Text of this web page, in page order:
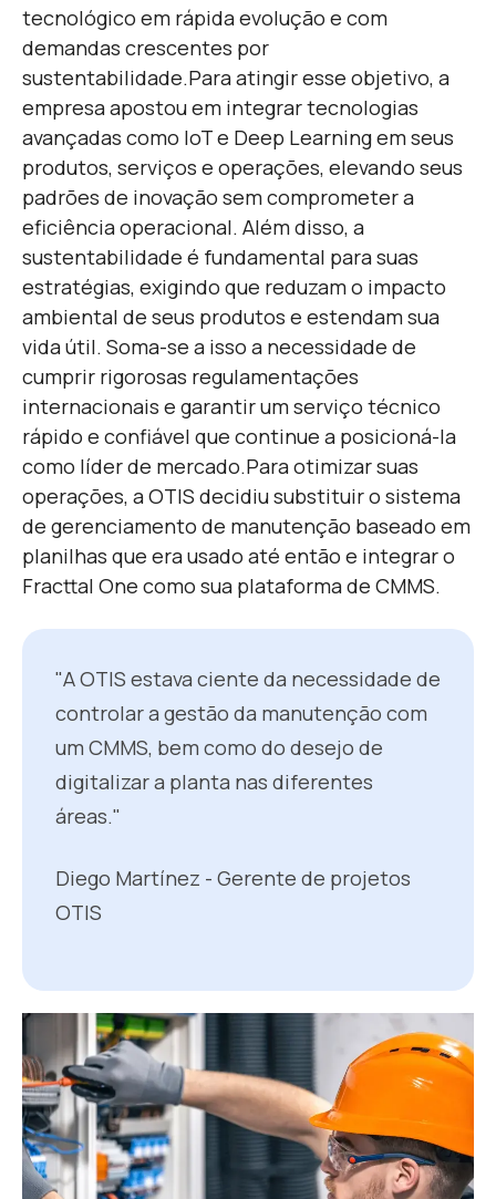
tecnológico em rápida evolução e com
demandas crescentes por
sustentabilidade.Para atingir esse objetivo, a
empresa apostou em integrar tecnologias
avançadas como IoT e Deep Learning em seus
produtos, serviços e operações, elevando seus
padrões de inovação sem comprometer a
eficiência operacional. Além disso, a
sustentabilidade é fundamental para suas
estratégias, exigindo que reduzam o impacto
ambiental de seus produtos e estendam sua
vida útil. Soma-se a isso a necessidade de
cumprir rigorosas regulamentações
internacionais e garantir um serviço técnico
rápido e confiável que continue a posicioná-la
como líder de mercado.Para otimizar suas
operações, a OTIS decidiu substituir o sistema
de gerenciamento de manutenção baseado em
planilhas que era usado até então e integrar o
Fracttal One como sua plataforma de CMMS.
"A OTIS estava ciente da necessidade de
controlar a gestão da manutenção com
um CMMS, bem como do desejo de
digitalizar a planta nas diferentes
áreas."
Diego Martínez - Gerente de projetos
OTIS